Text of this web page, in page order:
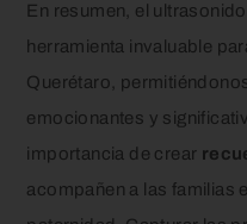
En resumen, el
herramienta invaluable
Querétaro,
emocionantes y
importancia de crear
acompañen a las familias